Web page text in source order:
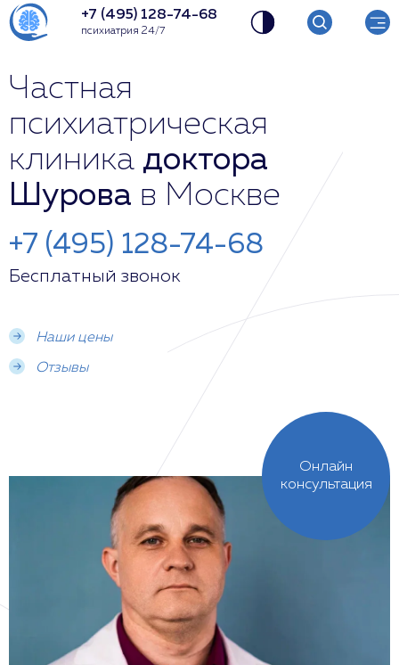
+7 (495) 128-74-68
психиатрия 24/7
Частная
психиатрическая
клиника доктора
Шурова в Москве
+7 (495) 128-74-68
Бесплатный звонок
Наши цены
Отзывы
Онлайн
консультация